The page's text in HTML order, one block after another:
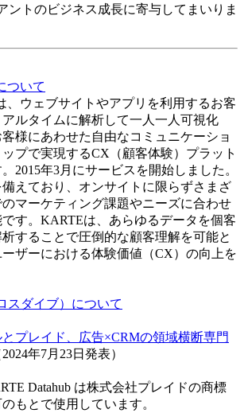
ントのビジネス成長に寄与してまいりま
ついて
、ウェブサイトやアプリを利用するお客
ルタイムに解析して一人一人可視化
様にあわせた自由なコミュニケーショ
プで実現するCX（顧客体験）プラット
2015年3月にサービスを開始しました。
えており、オンサイトに限らずさまざ
のマーケティング課題やニーズに合わせ
す。KARTEは、あらゆるデータを個客
することで圧倒的な顧客理解を可能と
ーザーにおける体験価値（CX）の向上を
スダイブ）について
プレイド、広告×CRMの領域横断専門
2024年7月23日発表）
Datahub は株式会社プレイドの商標
もとで使用しています。